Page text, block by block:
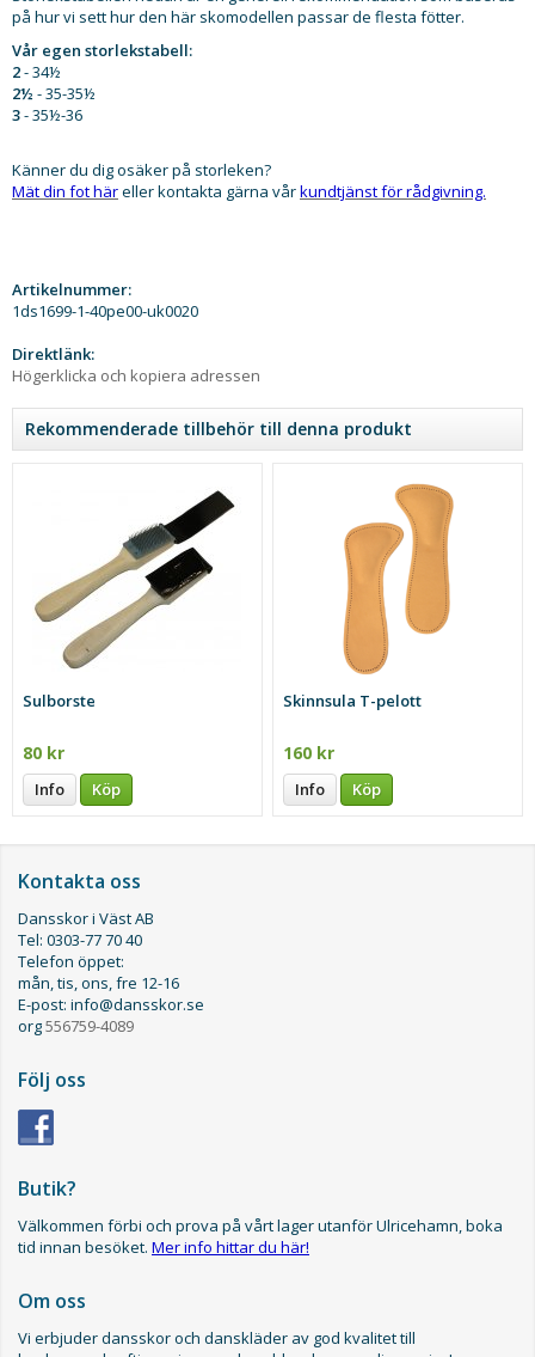
på hur vi sett hur den här skomodellen passar de flesta fötter.
Vår egen storlekstabell:
2- 34½
2½ - 35-35½
3- 35½-36
Känner du dig osäker på storleken?
Mät din fot häreller kontakta gärna vårkundtjänst för rådgivning.
Artikelnummer:
1ds1699-1-40pe00-uk0020
Direktlänk:
Högerklicka och kopiera adressen
Rekommenderade tillbehör till denna produkt
Sulborste
80 kr
Info Köp
Skinnsula T-pelott
160 kr
Info Köp
Kontakta oss
Dansskor i Väst AB
Tel: 0303-77 70 40
Telefon öppet:
mån, tis, ons, fre 12-16
E-post: info@dansskor.se
org556759-4089
Följ oss
Butik?
Välkommen förbi och prova på vårt lager utanför Ulricehamn, boka
tid innan besöket. Mer info hittar du här!
Om oss
Vi erbjuder dansskor och danskläder av god kvalitet till